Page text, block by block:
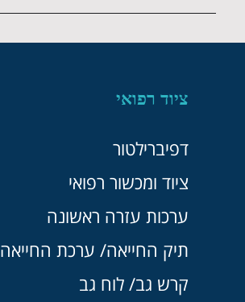
ציוד רפואי
דפיברילטור
ציוד ומכשור רפואי
ערכות עזרה ראשונה
תיק החייאה/ ערכת החייאה
קרש גב/ לוח גב